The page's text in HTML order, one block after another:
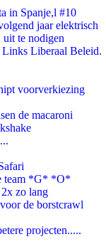
in Spanje,l #10
jaar elektrisch
te nodigen
Liberaal Beleid.
voorverkiezing
de macaroni
team *G* *O*
zo lang
de borstcrawl
projecten.....